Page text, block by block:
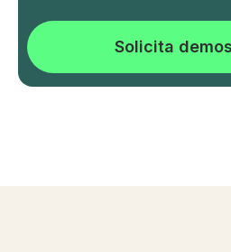
Solicita